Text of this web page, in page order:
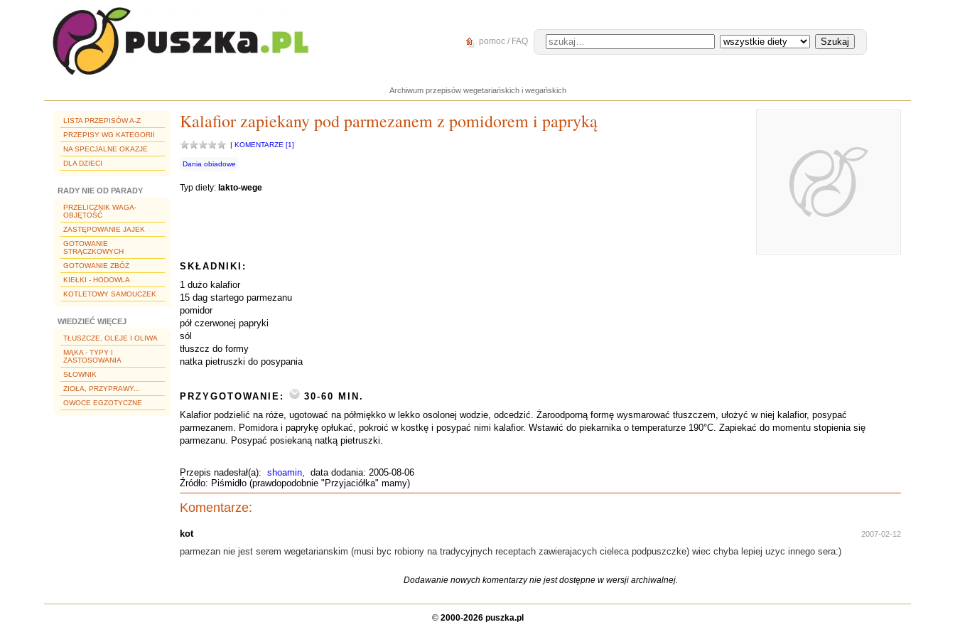
pomoc / FAQ
Archiwum przepisów wegetariańskich i wegańskich
LISTA PRZEPISÓW A-Z
PRZEPISY WG KATEGORII
NA SPECJALNE OKAZJE
DLA DZIECI
RADY NIE OD PARADY
PRZELICZNIK WAGA-
OBJĘTOŚĆ
ZASTĘPOWANIE JAJEK
GOTOWANIE
STRĄCZKOWYCH
GOTOWANIE ZBÓŻ
KIEŁKI - HODOWLA
KOTLETOWY SAMOUCZEK
WIEDZIEĆ WIĘCEJ
TŁUSZCZE, OLEJE I OLIWA
MĄKA - TYPY I
ZASTOSOWANIA
SŁOWNIK
ZIOŁA, PRZYPRAWY...
OWOCE EGZOTYCZNE
Kalafior zapiekany pod parmezanem z pomidorem i papryką
| KOMENTARZE [1]
Dania obiadowe
Typ diety: lakto-wege
SKŁADNIKI:
1 dużo kalafior
15 dag startego parmezanu
pomidor
pół czerwonej papryki
sól
tłuszcz do formy
natka pietruszki do posypania
PRZYGOTOWANIE:
30-60 MIN.
Kalafior podzielić na róże, ugotować na półmiękko w lekko osolonej wodzie, odcedzić. Żaroodporną formę wysmarować tłuszczem, ułożyć w niej kalafior, posypać
parmezanem. Pomidora i paprykę opłukać, pokroić w kostkę i posypać nimi kalafior. Wstawić do piekarnika o temperaturze 190°C. Zapiekać do momentu stopienia się
parmezanu. Posypać posiekaną natką pietruszki.
Przepis nadesłał(a): shoamin, data dodania: 2005-08-06
Źródło: Piśmidło (prawdopodobnie "Przyjaciółka" mamy)
Komentarze:
kot 2007-02-12
parmezan nie jest serem wegetarianskim (musi byc robiony na tradycyjnych receptach zawierajacych cieleca podpuszczke) wiec chyba lepiej uzyc innego sera:)
Dodawanie nowych komentarzy nie jest dostępne w wersji archiwalnej.
© 2000-2026 puszka.pl